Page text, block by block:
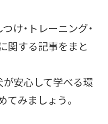
け・トレーニング・
関する記事をまと
が安心して学べる環
みましょう。